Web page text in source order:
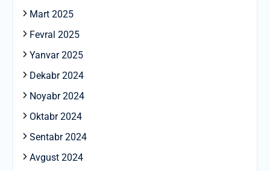
Mart 2025
Fevral 2025
Yanvar 2025
Dekabr 2024
Noyabr 2024
Oktabr 2024
Sentabr 2024
Avgust 2024